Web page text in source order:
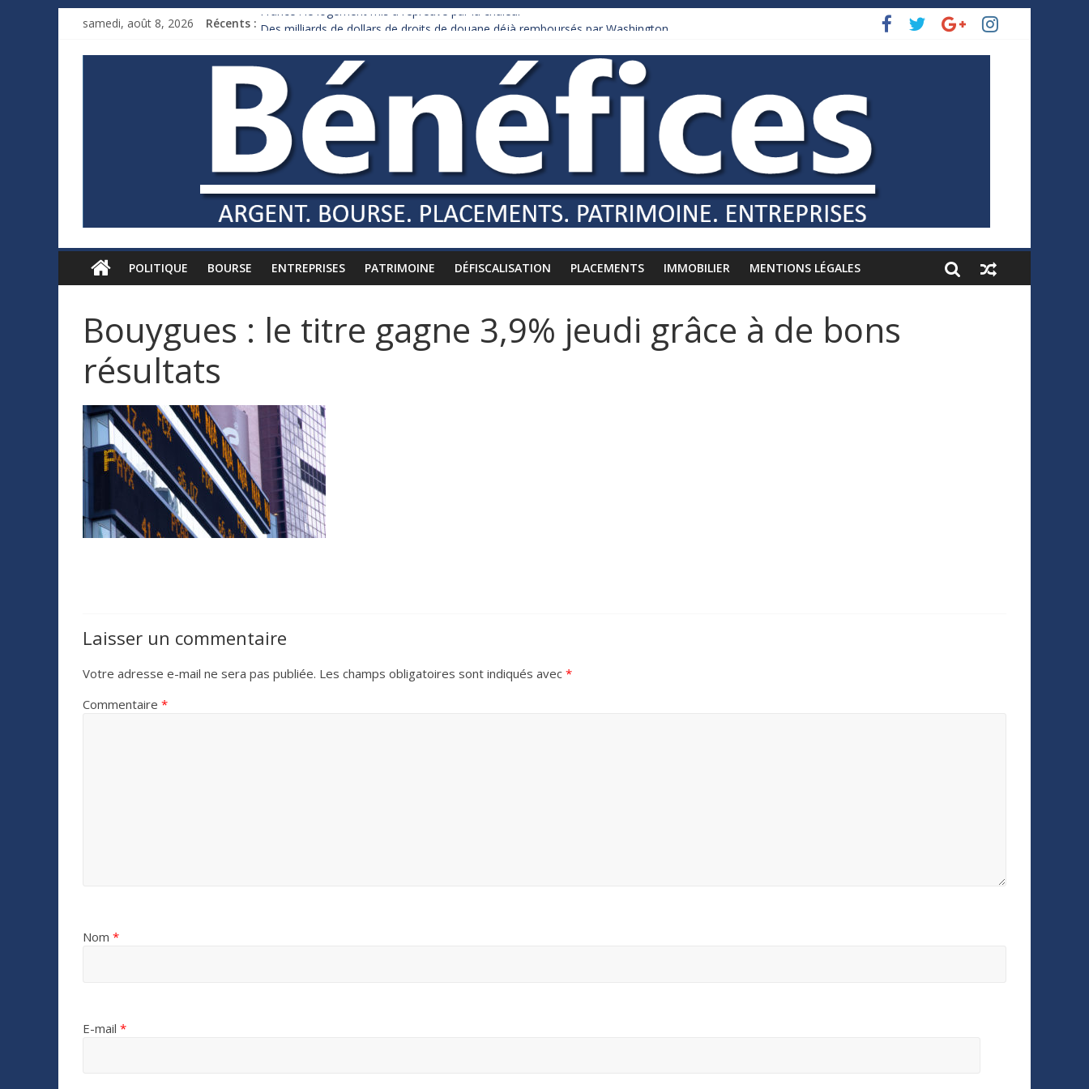
samedi, août 8, 2026 Récents : France : le logement mis à l’épreuve par la chaleur
Royaume-Uni : Andy Burnham recule sur l’impôt
Xavier Niel, le milliardaire qui ne touche presque rien
Ruée des fortunes russes vers l’étranger
POLITIQUE BOURSE ENTREPRISES PATRIMOINE DÉFISCALISATION PLACEMENTS IMMOBILIER MENTIONS LÉGALES
Bouygues : le titre gagne 3,9% jeudi grâce à de bons
résultats
Laisser un commentaire
Votre adresse e-mail ne sera pas publiée. Les champs obligatoires sont indiqués avec *
Commentaire *
Nom *
E-mail *